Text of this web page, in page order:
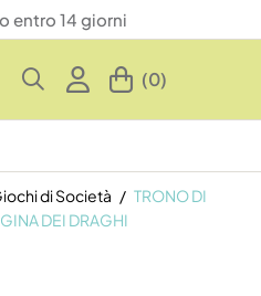
entro 14 giorni
(0)
di Società
TRONO DI
DEI DRAGHI